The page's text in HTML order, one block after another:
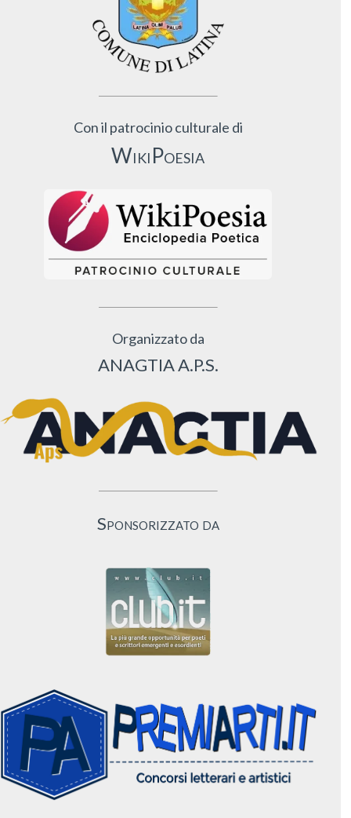
Con il patrocinio culturale di
WikiPoesia
Organizzato da
ANAGTIA A.P.S.
Sponsorizzato da